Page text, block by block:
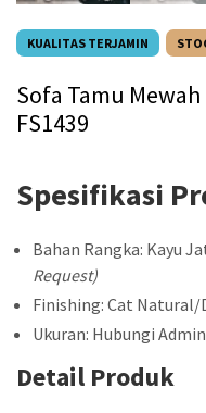
KUALITAS TERJAMIN
Sofa Tamu
FS1439
Spesifikasi
Bahan Rangka: Kayu
Request)
Finishing: Cat Natural/
Ukuran: Hubungi Admin
Detail Produk